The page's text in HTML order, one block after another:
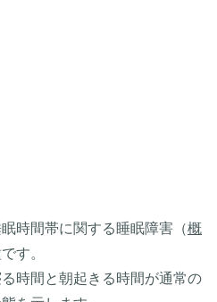
時間帯に関する睡眠障害（概
す。
時間と朝起きる時間が通常の